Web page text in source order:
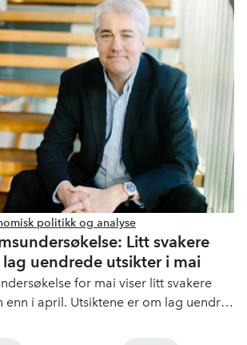
fremdeles store næringsvise
politikk og analyse
Litt svakere
uendrede utsikter i mai
for mai viser litt svakere
enn i april. Utsiktene er om lag uendret